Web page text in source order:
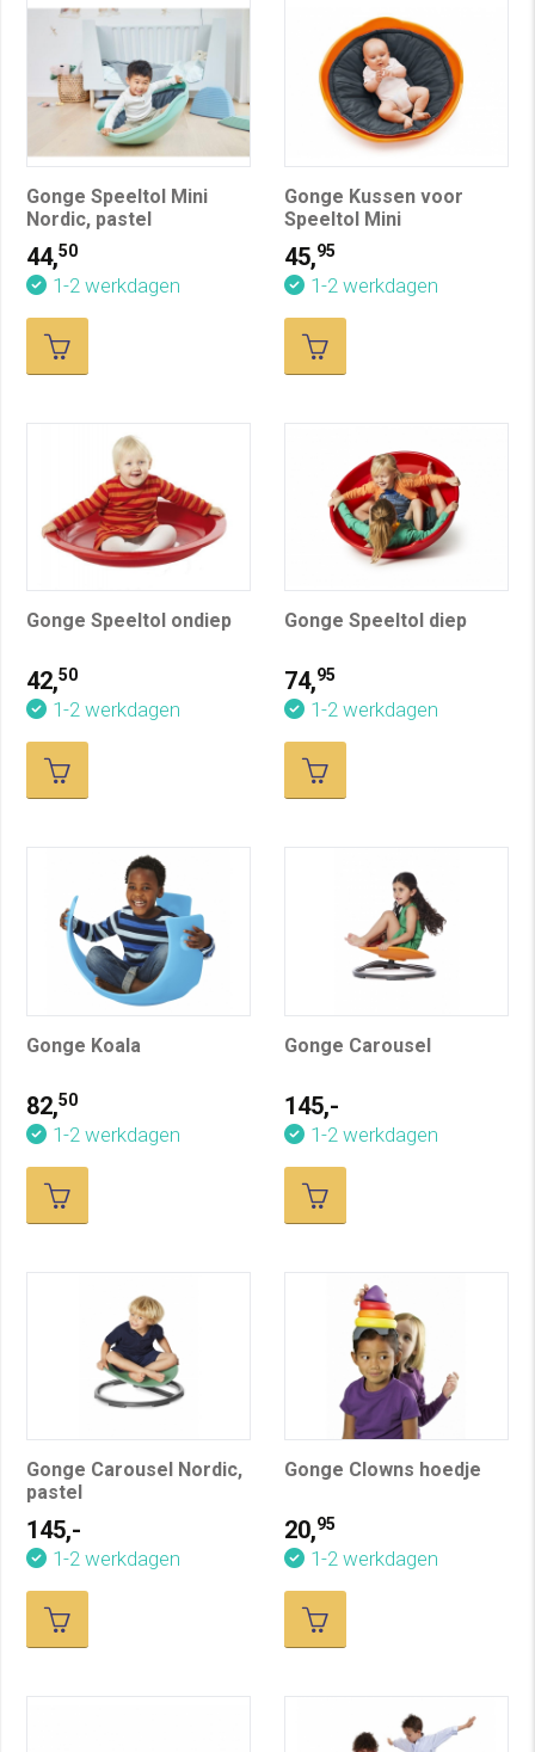
Gonge Speeltol Mini
Nordic, pastel
44,50
1-2 werkdagen
Gonge Kussen voor
Speeltol Mini
45,95
1-2 werkdagen
Gonge Speeltol ondiep
42,50
1-2 werkdagen
Gonge Speeltol diep
74,95
1-2 werkdagen
Gonge Koala
82,50
1-2 werkdagen
Gonge Carousel
145,-
1-2 werkdagen
Gonge Carousel Nordic,
pastel
145,-
1-2 werkdagen
Gonge Clowns hoedje
20,95
1-2 werkdagen